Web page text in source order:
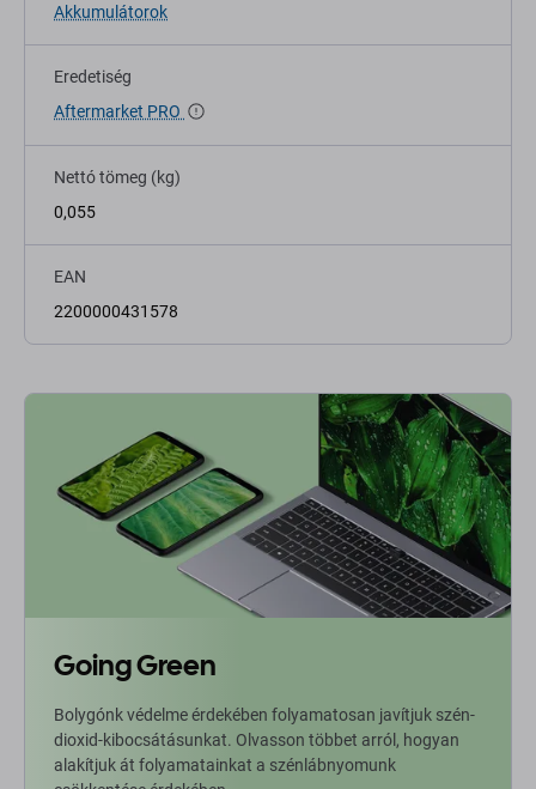
Akkumulátorok
Eredetiség
Aftermarket PRO
Nettó tömeg (kg)
0,055
EAN
2200000431578
Going Green
Bolygónk védelme érdekében folyamatosan javítjuk szén-
dioxid-kibocsátásunkat. Olvasson többet arról, hogyan
alakítjuk át folyamatainkat a szénlábnyomunk